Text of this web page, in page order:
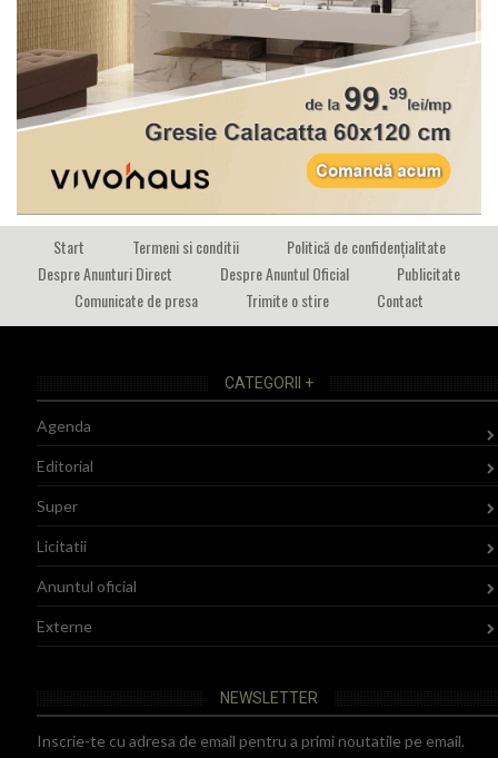
Start Termeni si conditii
Politică de confidențialitate
Despre Anunturi Direct
Despre Anuntul Oficial
Publicitate
Comunicate de presa
Trimite o stire Contact
CATEGORII +
Agenda
Editorial
Super
Licitatii
Anuntul oficial
Externe
NEWSLETTER
Inscrie-te cu adresa de email pentru a primi noutatile pe email.